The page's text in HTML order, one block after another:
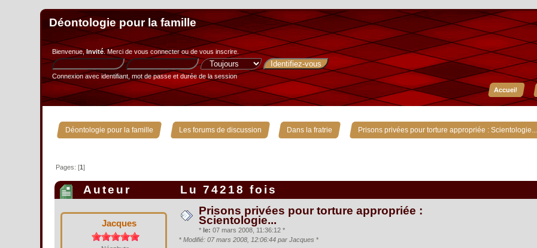
Déontologie pour la famille
Bienvenue,Invité. Merci devous connecterou devous inscrire.
Connexion avec identifiant, mot de passe et durée de la session
Accueil
Déontologie pour la famille » Les forums de discussion » Dans la fratrie » Prisons privées pour torture appropriée : Scientologie...
Pages: [1]
Auteur Lu 74218 fois
Jacques
Prisons privées pour torture appropriée :
Scientologie...
* le: 07 mars 2008, 11:36:12 *
*Modifié: 07 mars 2008, 12:06:44 par Jacques *